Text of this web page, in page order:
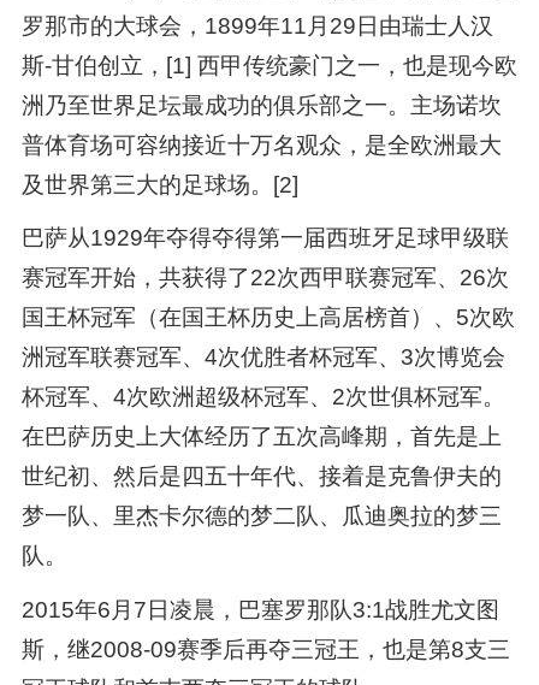
罗那市的大球会，1899年11月29日由瑞士人汉
斯-甘伯创立，[1] 西甲传统豪门之一，也是现今欧
洲乃至世界足坛最成功的俱乐部之一。主场诺坎
普体育场可容纳接近十万名观众，是全欧洲最大
及世界第三大的足球场。[2]
巴萨从1929年夺得夺得第一届西班牙足球甲级联
赛冠军开始，共获得了22次西甲联赛冠军、26次
国王杯冠军（在国王杯历史上高居榜首）、5次欧
洲冠军联赛冠军、4次优胜者杯冠军、3次博览会
杯冠军、4次欧洲超级杯冠军、2次世俱杯冠军。
在巴萨历史上大体经历了五次高峰期，首先是上
世纪初、然后是四五十年代、接着是克鲁伊夫的
梦一队、里杰卡尔德的梦二队、瓜迪奥拉的梦三
队。
2015年6月7日凌晨，巴塞罗那队3:1战胜尤文图
斯，继2008-09赛季后再夺三冠王，也是第8支三